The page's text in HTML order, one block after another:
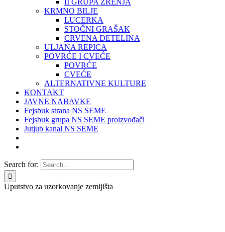
II GRUPA ZRENJA
KRMNO BILJE
LUCERKA
STOČNI GRAŠAK
CRVENA DETELINA
ULJANA REPICA
POVRĆE I CVEĆE
POVRĆE
CVEĆE
ALTERNATIVNE KULTURE
KONTAKT
JAVNE NABAVKE
Fejsbuk strana NS SEME
Fejsbuk grupa NS SEME proizvođači
Jutjub kanal NS SEME
Search for:
Uputstvo za uzorkovanje zemljišta